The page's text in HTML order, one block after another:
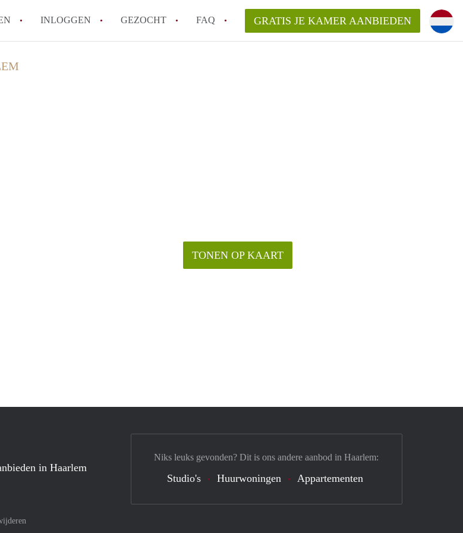
INLOGGEN GEZOCHT FAQ GRATIS JE KAMER AANBIEDEN
TONEN OP KAART
in Haarlem
Niks leuks gevonden? Dit is ons andere aanbod in Haarlem:
Studio's Huurwoningen Appartementen